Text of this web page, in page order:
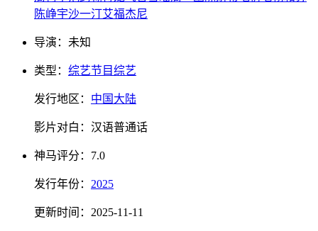
陈峥宇沙一汀艾福杰尼
导演： 未知
类型： 综艺节目综艺
发行地区： 中国大陆
影片对白： 汉语普通话
神马评分： 7.0
发行年份： 2025
更新时间： 2025-11-11